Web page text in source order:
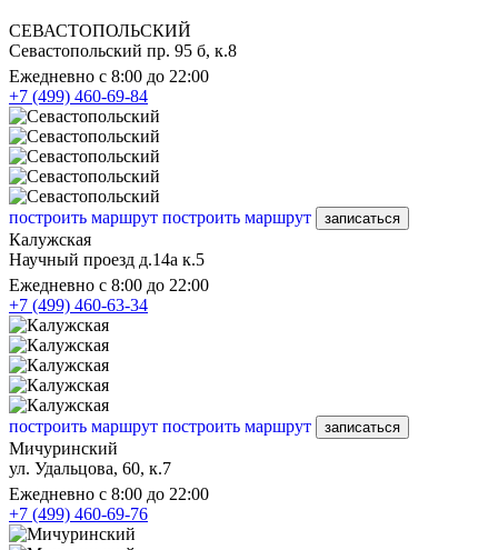
СЕВАСТОПОЛЬСКИЙ
Севастопольский пр. 95 б, к.8
Ежедневно с 8:00 до 22:00
+7 (499) 460-69-84
построить маршрут построить маршрут записаться
Калужская
Научный проезд д.14а к.5
Ежедневно с 8:00 до 22:00
+7 (499) 460-63-34
построить маршрут построить маршрут записаться
Мичуринский
ул. Удальцова, 60, к.7
Ежедневно с 8:00 до 22:00
+7 (499) 460-69-76